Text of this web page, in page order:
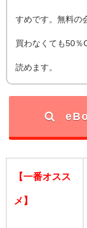
すめです。無料の
買わなくても50％
読めます。
【一番オスス
メ】